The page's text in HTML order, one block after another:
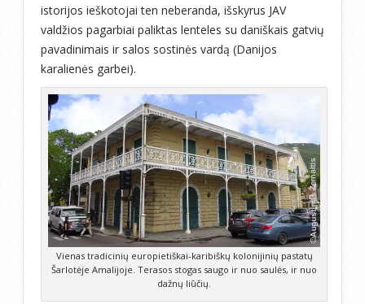
istorijos ieškotojai ten neberanda, išskyrus JAV
valdžios pagarbiai paliktas lenteles su daniškais gatvių
pavadinimais ir salos sostinės vardą (Danijos
karalienės garbei).
Vienas tradicinių europietiškai-karibiškų kolonijinių pastatų
Šarlotėje Amalijoje. Terasos stogas saugo ir nuo saulės, ir nuo
dažnų liūčių.